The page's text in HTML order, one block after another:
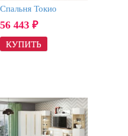
Спальня Токио
56 443 ₽